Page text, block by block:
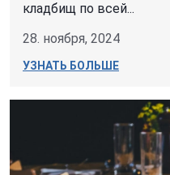
кладбищ по всей...
28. ноября, 2024
УЗНАТЬ БОЛЬШЕ